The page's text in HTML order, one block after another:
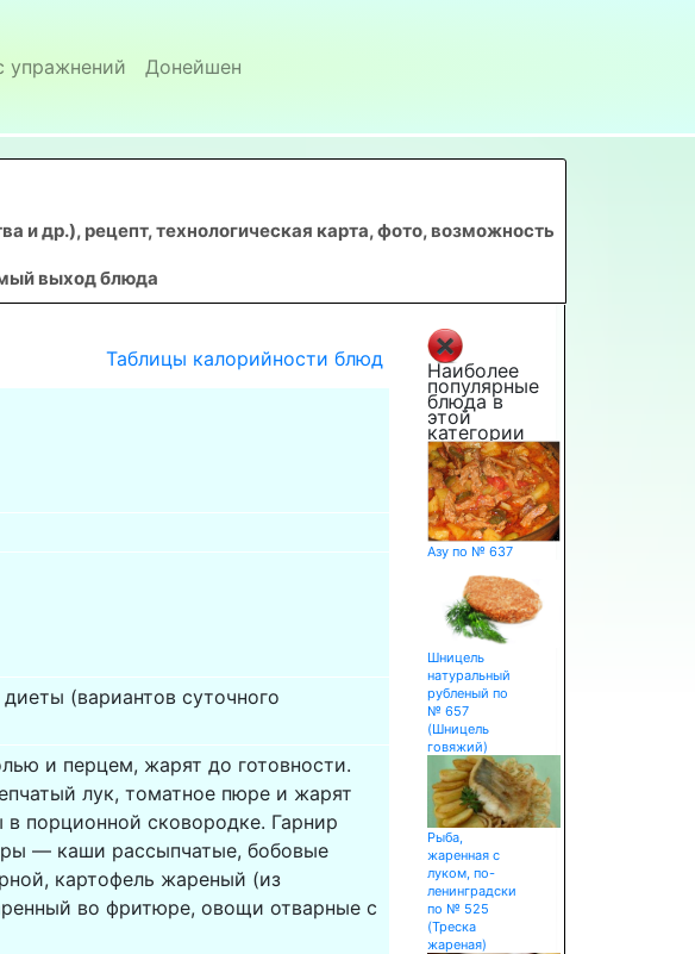
упражнений Донейшен
др.), рецепт, технологическая карта, фото, возможность
выход блюда
Таблицы калорийности блюд
(вариантов суточного
и перцем, жарят до готовности.
лук, томатное пюре и жарят
порционной сковородке. Гарнир
— каши рассыпчатые, бобовые
картофель жареный (из
во фритюре, овощи отварные с
Наиболее
популярные
блюда в
этой
категории
Азу по № 637
Шницель
натуральный
рубленый по
№ 657
(Шницель
говяжий)
Рыба,
жаренная с
луком, по-
ленинградски
по № 525
(Треска
жареная)